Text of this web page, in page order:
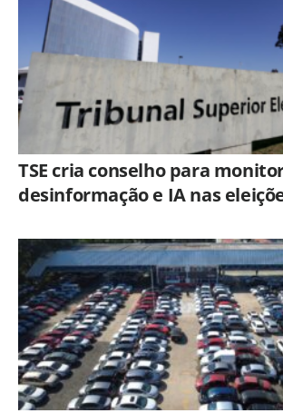
TSE cria conselho para
desinformação e IA nas